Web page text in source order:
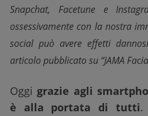
Snapchat, Facetune e
ossessivamente con la nostra
social può avere effetti
articolo pubblicato su “JAMA
Oggi grazie agli
è alla portata di tutti.